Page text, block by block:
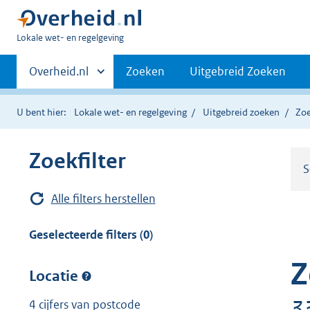
U
hier:
Lokale wet- en regelgeving
Primaire
navigatie
Andere
sites
binnen
Overheid.nl Zoeken Uitgebreid Zoeken
U bent hier: Lokale wet- en regelgeving Uitgebreid zoeken
Zoekfilter
Alle filters herstellen
Geselecteerde filters (0)
Locatie
4 cijfers van postcode